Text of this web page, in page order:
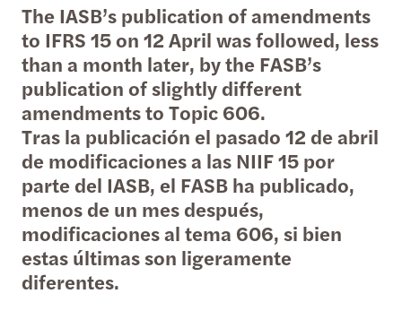
The IASB’s publication of amendments
to IFRS 15 on 12 April was followed, less
than a month later, by the FASB’s
publication of slightly different
amendments to Topic 606.
Tras la publicación el pasado 12 de abril
de modificaciones a las NIIF 15 por
parte del IASB, el FASB ha publicado,
menos de un mes después,
modificaciones al tema 606, si bien
estas últimas son ligeramente
diferentes.